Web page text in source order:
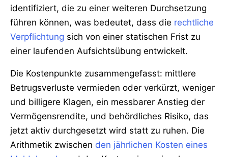
identifiziert, die zu einer weiteren Durchsetzung
führen können, was bedeutet, dass die rechtliche
Verpflichtung sich von einer statischen Frist zu
einer laufenden Aufsichtsübung entwickelt.
Die Kostenpunkte zusammengefasst: mittlere
Betrugsverluste vermieden oder verkürzt, weniger
und billigere Klagen, ein messbarer Anstieg der
Vermögensrendite, und behördliches Risiko, das
jetzt aktiv durchgesetzt wird statt zu ruhen. Die
Arithmetik zwischen den jährlichen Kosten eines